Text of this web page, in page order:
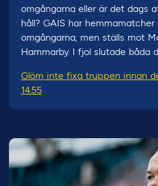
omgångarna eller är det dags
håll? GAIS har
omgångarna, men ställs mot
Hammarby. I fjol slutade båda
Glöm inte fixa truppen innan
14.55